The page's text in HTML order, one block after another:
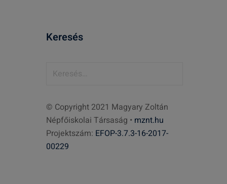
Keresés
e
s
é
s
© Copyright 2021 Magyary Zoltán
Népfőiskolai Társaság • mznt.hu
Projektszám: EFOP-3.7.3-16-2017-
00229